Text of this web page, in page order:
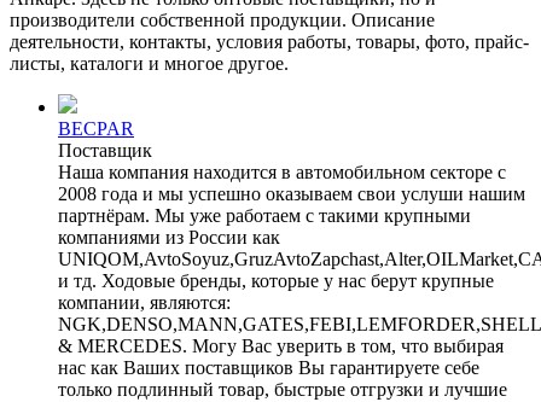
производители собственной продукции. Описание
деятельности, контакты, условия работы, товары, фото, прайс-
листы, каталоги и многое другое.
BECPAR
Поставщик
Наша компания находится в автомобильном секторе с
2008 года и мы успешно оказываем свои услуши нашим
партнёрам. Мы уже работаем с такими крупными
компаниями из России как
и тд. Ходовые бренды, которые у нас берут крупные
компании, являются:
& MERCEDES. Могу Вас уверить в том, что выбирая
нас как Ваших поставщиков Вы гарантируете себе
только подлинный товар, быстрые отгрузки и лучшие